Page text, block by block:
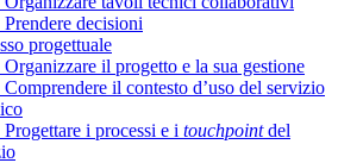
decisioni
progettuale
il progetto e la sua gestione
il contesto d’uso del servizio
i processi e i touchpointdel